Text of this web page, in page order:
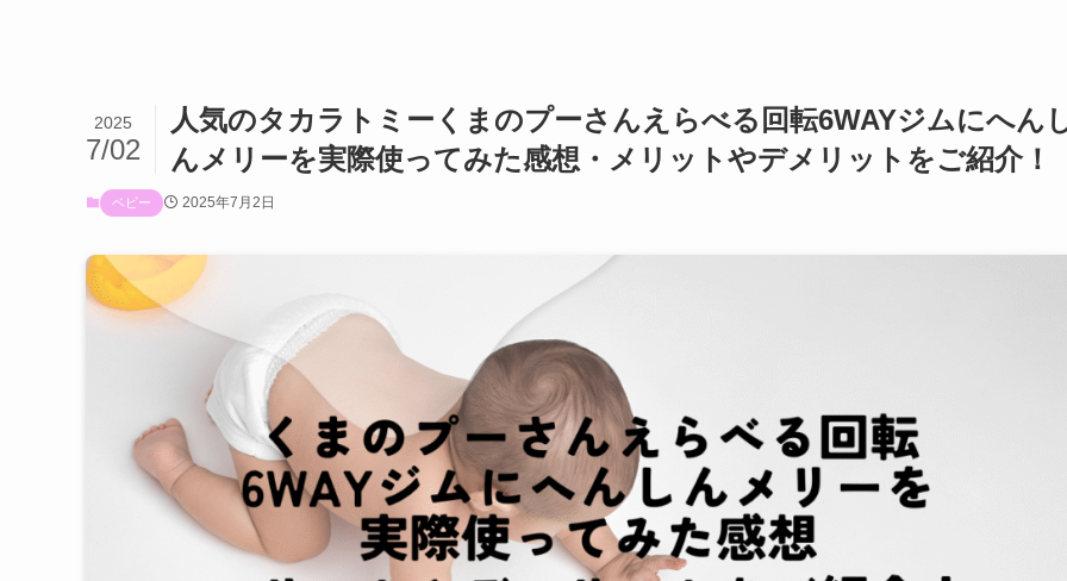
人気のタカラトミーくまのプーさんえらべる回転6WAYジムにへん
んメリーを実際使ってみた感想・メリットやデメリットをご紹介！
2025
7/02
ベビー 2025年7月2日